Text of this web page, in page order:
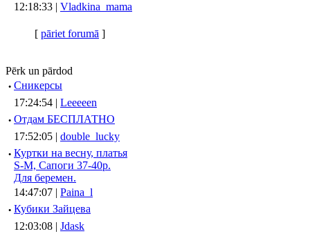
12:18:33 | Vladkina_mama
[ pāriet forumā ]
Pērk un pārdod
· Сникерсы
17:24:54 | Leeeeen
· Отдам БЕСПЛАТНО
17:52:05 | double_lucky
· Куртки на весну, платья
S-M, Сапоги 37-40р.
Для беремен.
14:47:07 | Paina_l
· Кубики Зайцева
12:03:08 | Jdask